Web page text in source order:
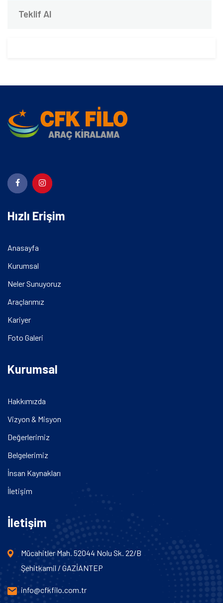
Teklif Al
Hızlı Erişim
Anasayfa
Kurumsal
Neler Sunuyoruz
Araçlarımız
Kariyer
Foto Galeri
Kurumsal
Hakkımızda
Vizyon & Misyon
Değerlerimiz
Belgelerimiz
İnsan Kaynakları
İletişim
İletişim
Mücahitler Mah. 52044 Nolu Sk. 22/B
Şehitkamil / GAZİANTEP
info@cfkfilo.com.tr